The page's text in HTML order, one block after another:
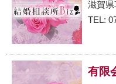
滋賀県
TEL: